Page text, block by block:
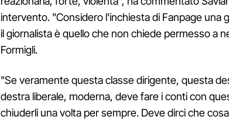
intervento. "Considero l'inchiesta di Fanpage una
il giornalista è quello che non chiede permesso a
Formigli.
"Se veramente questa classe dirigente, questa
destra liberale, moderna, deve fare i conti con
chiuderli una volta per sempre. Deve dirci che